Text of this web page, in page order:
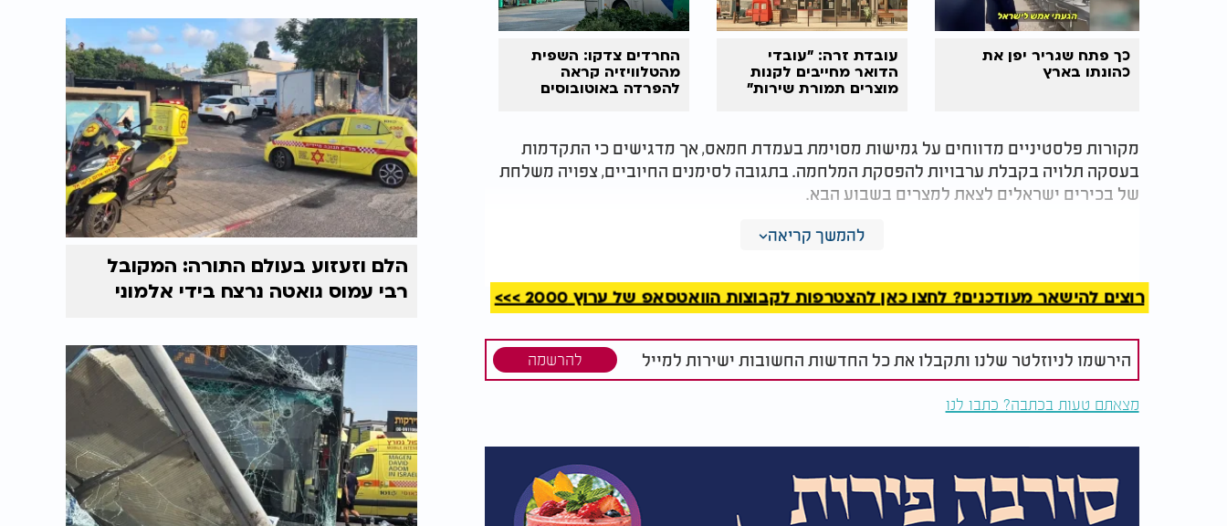
כך פתח שגריר יפן את
כהונתו בארץ
עובדת זרה: "עובדי
הדואר מחייבים לקנות
מוצרים תמורת שירות"
החרדים צדקו: השפית
מהטלוויזיה קראה
להפרדה באוטובוסים
מקורות פלסטיניים מדווחים על גמישות מסוימת בעמדת חמאס, אך מדגישים כי התקדמות
בעסקה תלויה בקבלת ערבויות להפסקת המלחמה. בתגובה לסימנים החיוביים, צפויה משלחת
של בכירים ישראלים לצאת למצרים בשבוע הבא.
"הכל תלוי בערבויות להפסקת המלחמה", מסר גורם פלסטיני בכיר. "ללא ערבויות כאלה, כפי
להמשך קריאה
רוצים להישאר מעודכנים? לחצו כאן להצטרפות לקבוצות הוואטסאפ של ערוץ 2000 >>>
הירשמו לניוזלטר שלנו ותקבלו את כל החדשות החשובות ישירות למייל להרשמה
מצאתם טעות בכתבה? כתבו לנו
הלם וזעזוע בעולם התורה: המקובל
רבי עמוס גואטה נרצח בידי אלמוני